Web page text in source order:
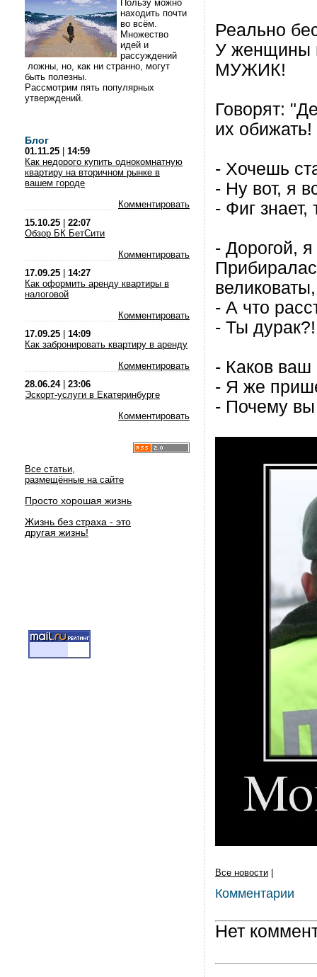
Пользу можно
находить почти
во всём.
Множество
идей и
рассуждений
ложны, но, как ни странно, могут
быть полезны.
Рассмотрим пять популярных
утверждений.
Блог
01.11.25
14:59
Как недорого купить однокомнатную
квартиру на вторичном рынке в
вашем городе
Комментировать
15.10.25
22:07
Обзор БК БетСити
Комментировать
17.09.25
14:27
Как оформить аренду квартиры в
налоговой
Комментировать
17.09.25
14:09
Как забронировать квартиру в аренду
Комментировать
28.06.24| 23:06
Эскорт-услуги в Екатеринбурге
Комментировать
Все статьи,
размещённые на сайте
Просто хорошая жизнь
Жизнь без страха - это
другая жизнь!
Реально
У женщины
МУЖИК!
Говорят:
их обижать!
- Хочешь
- Ну вот, я
- Фиг
- Дорогой,
- А что
- Ты
- Каков ваш
- Я же
- Почему
Все новости
Комментарии
Нет